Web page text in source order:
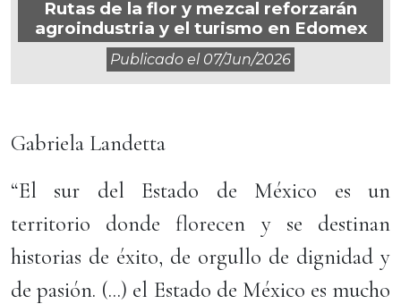
Rutas de la flor y mezcal reforzarán
agroindustria y el turismo en Edomex
Publicado el 07/jun/2026
Gabriela Landetta
“El sur del Estado de México es un
territorio donde florecen y se destinan
historias de éxito, de orgullo de dignidad y
de pasión. (...) el Estado de México es mucho